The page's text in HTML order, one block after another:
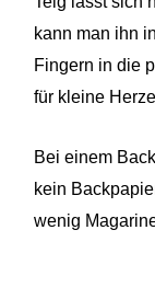
kann man ihn
Fingern in die
für kleine
Bei einem
kein
wenig